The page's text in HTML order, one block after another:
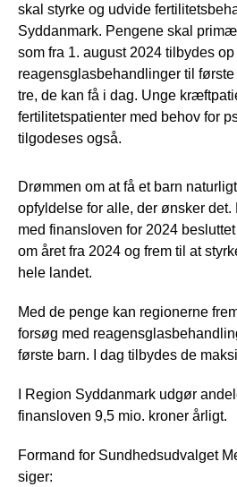
skal styrke og udvide
Syddanmark. Pengene skal
som fra 1. august 2024 tilbydes
reagensglasbehandlinger til
tre, de kan få i dag. Unge
fertilitetspatienter med behov for
tilgodeses også.
Drømmen om at få et barn
opfyldelse for alle, der ønsker det.
med finansloven for 2024
om året fra 2024 og frem til at
hele landet.
Med de penge kan regionerne
forsøg med
første barn. I dag tilbydes de
I Region Syddanmark udgør
finansloven 9,5 mio. kroner årligt.
Formand for Sundhedsudvalget
siger: